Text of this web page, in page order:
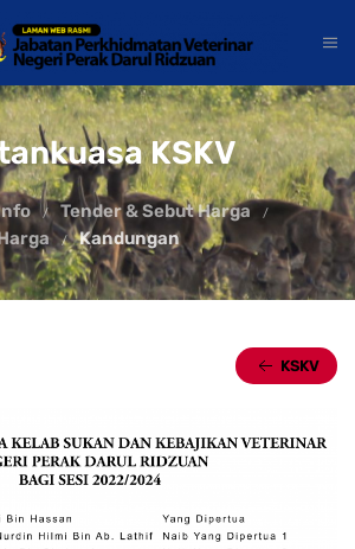
KSKV
Tender & Sebut Harga
Kandungan
KSKV